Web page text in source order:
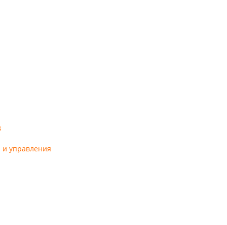
и управления